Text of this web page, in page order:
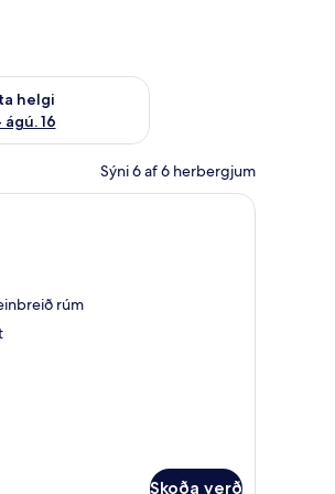
helgi
ágú. 16
helgi ágú. 14 - ágú. 16
Sýni 6 af 6 herbergjum
gardínur, hljóðeinangrun
Junior-svíta | Öryggishólf í herbergi,
rúm
Skoða verð